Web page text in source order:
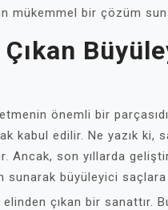
mükemmel bir çözüm
önemli bir
kabul edilir. Ne yazık ki,
Ancak, son yıllarda
büyüleyici saçlara
çıkan bir sanattır.